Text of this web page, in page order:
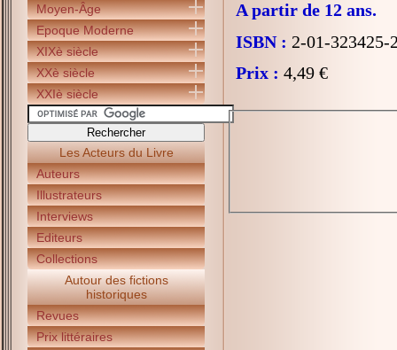
Moyen-Âge
Epoque Moderne
XIXè siècle
XXè siècle
XXIè siècle
Les Acteurs du Livre
Auteurs
Illustrateurs
Interviews
Editeurs
Collections
Autour des fictions
historiques
Revues
Prix littéraires
A partir de 12 ans.
ISBN : 2-01-323425-
Prix : 4,49 €